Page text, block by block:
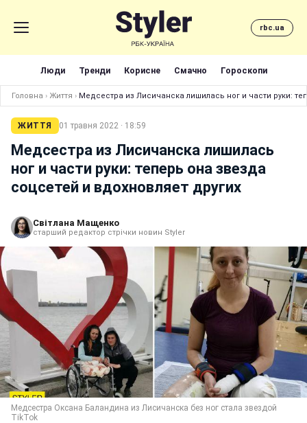
rbc.ua
Люди Тренди Корисне Смачно Гороскопи
Головна › Життя › Медсестра из Лисичанска лишилась ног и части руки:
ЖИТТЯ 01 травня 2022 · 18:59
Медсестра из Лисичанска лишилась
ног и части руки: теперь она звезда
соцсетей и вдохновляет других
Світлана Мащенко
старший редактор стрічки новин Styler
Медсестра Оксана Баландина из Лисичанска без ног стала звездой
TikTok